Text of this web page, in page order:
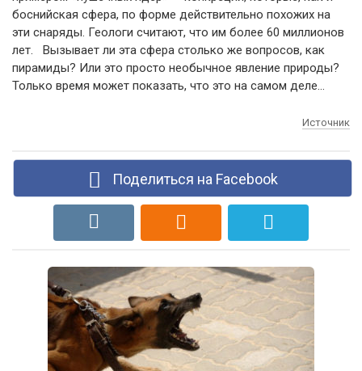
боснийская сфера, по форме действительно похожих на
эти снаряды. Геологи считают, что им более 60 миллионов
лет. Вызывает ли эта сфера столько же вопросов, как
пирамиды? Или это просто необычное явление природы?
Только время может показать, что это на самом деле…
Источник
Поделиться на Facebook